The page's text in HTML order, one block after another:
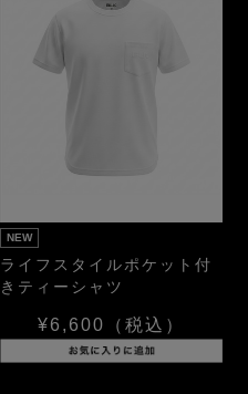
NEW
ライフスタイルポケット付
きティーシャツ
¥6,600 （税込）